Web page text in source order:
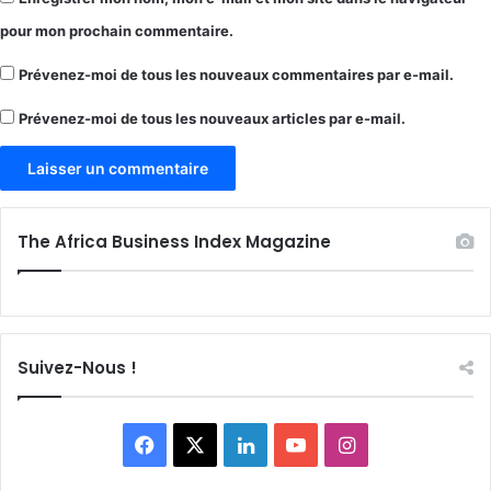
pour mon prochain commentaire.
Prévenez-moi de tous les nouveaux commentaires par e-mail.
Prévenez-moi de tous les nouveaux articles par e-mail.
The Africa Business Index Magazine
Suivez-Nous !
Facebook LinkedinYouTubeInstagram